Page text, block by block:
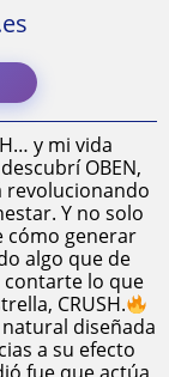
y mi vida
OBEN,
revolucionando
Y no solo
cómo generar
algo que de
contarte lo que
CRUSH.
natural diseñada
a su efecto